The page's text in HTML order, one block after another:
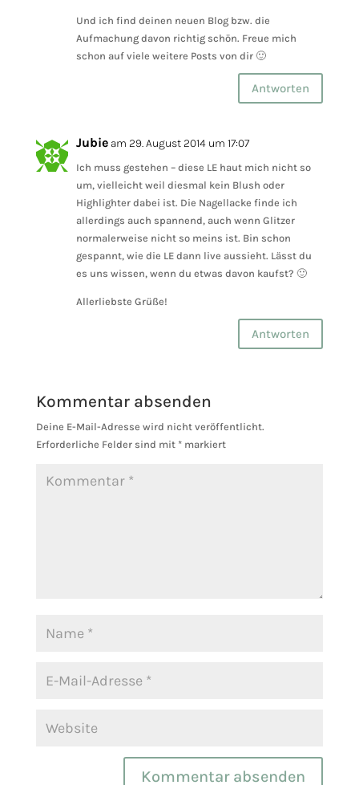
Und ich find deinen neuen Blog bzw. die
Aufmachung davon richtig schön. Freue mich
schon auf viele weitere Posts von dir 🙂
Antworten
Jubie am 29. August 2014 um 17:07
Ich muss gestehen – diese LE haut mich nicht so
um, vielleicht weil diesmal kein Blush oder
Highlighter dabei ist. Die Nagellacke finde ich
allerdings auch spannend, auch wenn Glitzer
normalerweise nicht so meins ist. Bin schon
gespannt, wie die LE dann live aussieht. Lässt du
es uns wissen, wenn du etwas davon kaufst? 🙂
Allerliebste Grüße!
Antworten
Kommentar absenden
Deine E-Mail-Adresse wird nicht veröffentlicht.
Erforderliche Felder sind mit *markiert